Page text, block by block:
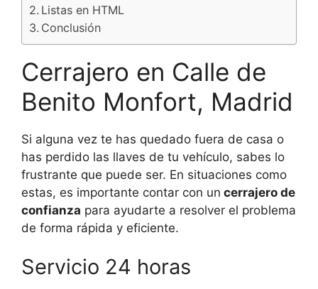
Listas en HTML
Conclusión
Cerrajero en Calle de
Benito Monfort, Madrid
Si alguna vez te has quedado fuera de casa o
has perdido las llaves de tu vehículo, sabes lo
frustrante que puede ser. En situaciones como
estas, es importante contar con un cerrajero de
confianza para ayudarte a resolver el problema
de forma rápida y eficiente.
Servicio 24 horas